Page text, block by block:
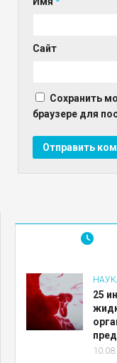
Сайт
Сохранить
браузере для
25